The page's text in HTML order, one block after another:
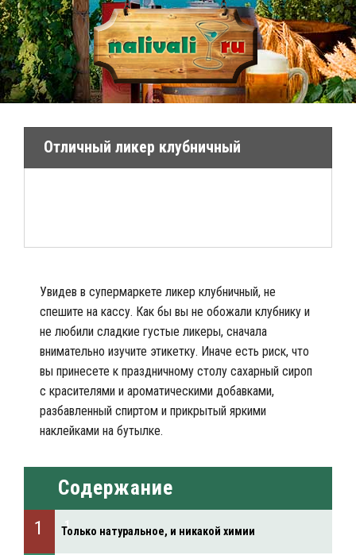
Отличный ликер клубничный
Увидев в супермаркете ликер клубничный, не
спешите на кассу. Как бы вы не обожали клубнику и
не любили сладкие густые ликеры, сначала
внимательно изучите этикетку. Иначе есть риск, что
вы принесете к праздничному столу сахарный сироп
с красителями и ароматическими добавками,
разбавленный спиртом и прикрытый яркими
наклейками на бутылке.
Содержание
Только натуральное, и никакой химии